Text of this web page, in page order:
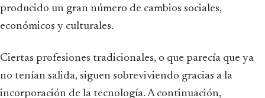
producido un gran número de cambios sociales,
económicos y culturales.
Ciertas profesiones tradicionales, o que parecía que ya
no tenían salida, siguen sobreviviendo gracias a la
incorporación de la tecnología. A continuación,